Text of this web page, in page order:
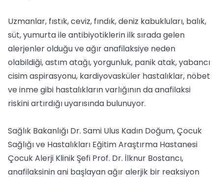
Uzmanlar, fıstık, ceviz, fındık, deniz kabukluları, balık,
süt, yumurta ile antibiyotiklerin ilk sırada gelen
alerjenler olduğu ve ağır anafilaksiye neden
olabildiği, astım atağı, yorgunluk, panik atak, yabancı
cisim aspirasyonu, kardiyovasküler hastalıklar, nöbet
ve inme gibi hastalıkların varlığının da anafilaksi
riskini artırdığı uyarısında bulunuyor.
Sağlık Bakanlığı Dr. Sami Ulus Kadın Doğum, Çocuk
Sağlığı ve Hastalıkları Eğitim Araştırma Hastanesi
Çocuk Alerji Klinik Şefi Prof. Dr. İlknur Bostancı,
anafilaksinin ani başlayan ağır alerjik bir reaksiyon